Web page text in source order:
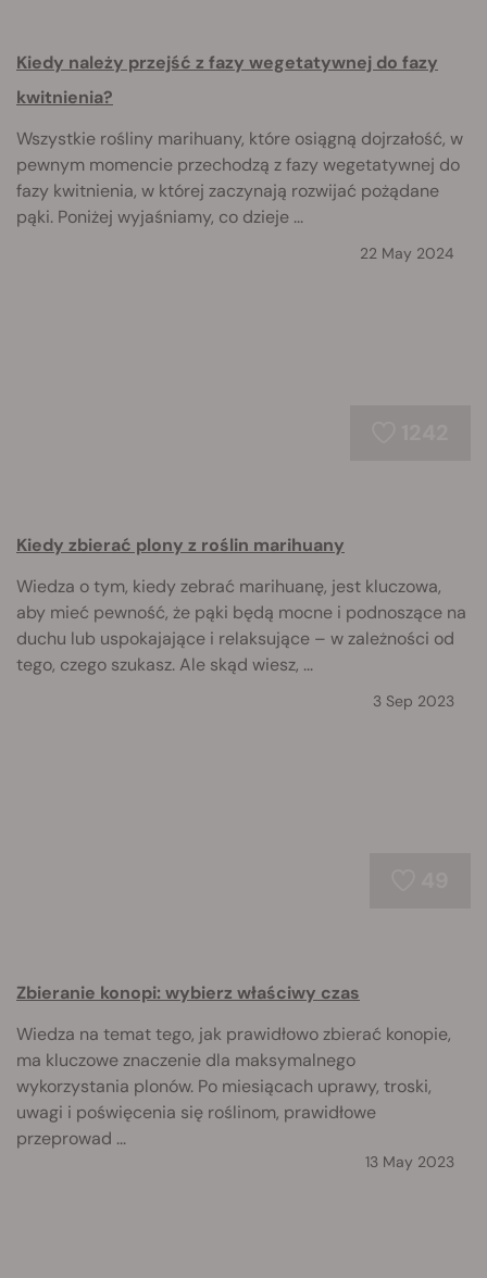
Kiedy należy przejść z fazy wegetatywnej do fazy
kwitnienia?
Wszystkie rośliny marihuany, które osiągną dojrzałość, w
pewnym momencie przechodzą z fazy wegetatywnej do
fazy kwitnienia, w której zaczynają rozwijać pożądane
pąki. Poniżej wyjaśniamy, co dzieje ...
22 May 2024
Kiedy zbierać plony z roślin marihuany
Wiedza o tym, kiedy zebrać marihuanę, jest kluczowa,
aby mieć pewność, że pąki będą mocne i podnoszące na
duchu lub uspokajające i relaksujące – w zależności od
tego, czego szukasz. Ale skąd wiesz, ...
3 Sep 2023
Zbieranie konopi: wybierz właściwy czas
Wiedza na temat tego, jak prawidłowo zbierać konopie,
ma kluczowe znaczenie dla maksymalnego
wykorzystania plonów. Po miesiącach uprawy, troski,
uwagi i poświęcenia się roślinom, prawidłowe
przeprowad ...
13 May 2023